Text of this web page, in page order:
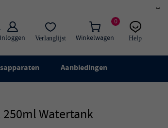
×
0
Winkelwagen
Inloggen Verlanglijst
Help
Live chat
Aanbiedingen
250ml Watertank